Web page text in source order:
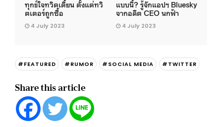
ทุกข์ใจทวิตเตี้ยน ตั้งแต่ทวิ
ตเตอร์ถูกซื้อ
4 July 2023
แบบนี้? รู้จักแอปฯ Bluesky
จากอดีต CEO นกฟ้า
4 July 2023
#FEATURED #RUMOR #SOCIAL MEDIA #TWITTER
Share this article